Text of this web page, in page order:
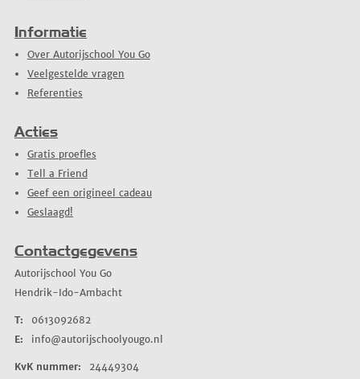
Informatie
Over Autorijschool You Go
Veelgestelde vragen
Referenties
Acties
Gratis proefles
Tell a Friend
Geef een origineel cadeau
Geslaagd!
Contactgegevens
Autorijschool You Go
Hendrik-Ido-Ambacht
T:
0613092682
E:
info@autorijschoolyougo.nl
KvK nummer: 24449304